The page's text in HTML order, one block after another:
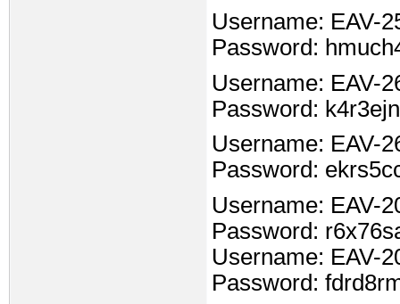
Username: EAV-
Password:
Username: EAV-
Password:
Username: EAV-
Password:
Username: EAV-
Password:
Username: EAV-
Password: